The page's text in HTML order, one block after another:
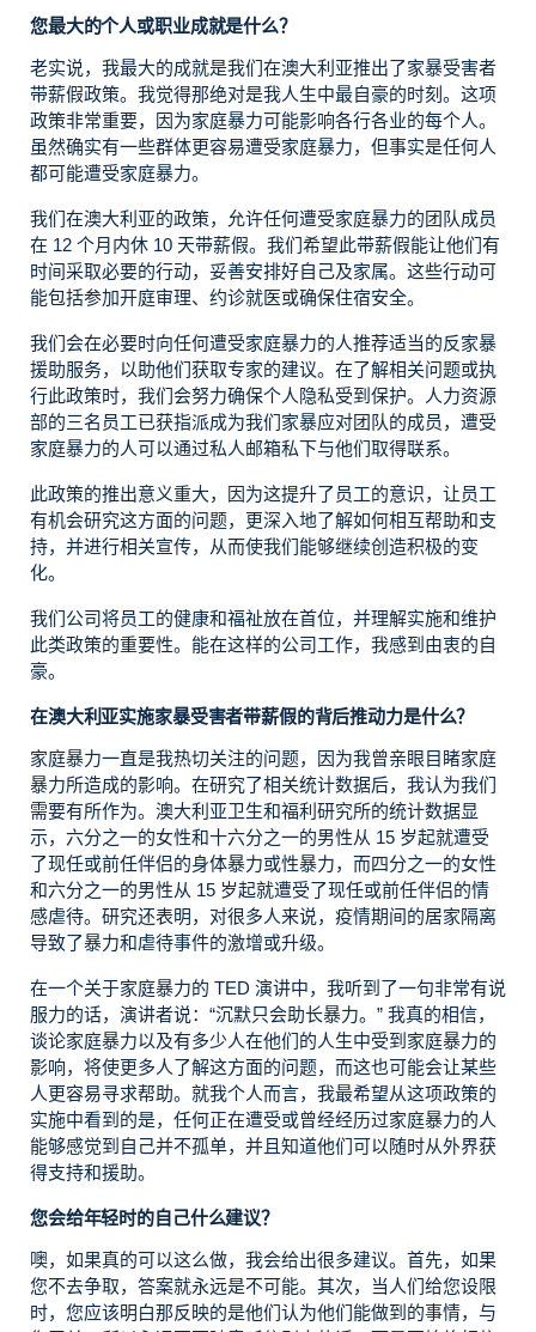
您最大的个人或职业成就是什么？
老实说，我最大的成就是我们在澳大利亚推出了家暴受害者
带薪假政策。我觉得那绝对是我人生中最自豪的时刻。这项
政策非常重要，因为家庭暴力可能影响各行各业的每个人。
虽然确实有一些群体更容易遭受家庭暴力，但事实是任何人
都可能遭受家庭暴力。
我们在澳大利亚的政策，允许任何遭受家庭暴力的团队成员
在 12 个月内休 10 天带薪假。我们希望此带薪假能让他们有
时间采取必要的行动，妥善安排好自己及家属。这些行动可
能包括参加开庭审理、约诊就医或确保住宿安全。
我们会在必要时向任何遭受家庭暴力的人推荐适当的反家暴
援助服务，以助他们获取专家的建议。在了解相关问题或执
行此政策时，我们会努力确保个人隐私受到保护。人力资源
部的三名员工已获指派成为我们家暴应对团队的成员，遭受
家庭暴力的人可以通过私人邮箱私下与他们取得联系。
此政策的推出意义重大，因为这提升了员工的意识，让员工
有机会研究这方面的问题，更深入地了解如何相互帮助和支
持，并进行相关宣传，从而使我们能够继续创造积极的变
化。
我们公司将员工的健康和福祉放在首位，并理解实施和维护
此类政策的重要性。能在这样的公司工作，我感到由衷的自
豪。
在澳大利亚实施家暴受害者带薪假的背后推动力是什么？
家庭暴力一直是我热切关注的问题，因为我曾亲眼目睹家庭
暴力所造成的影响。在研究了相关统计数据后，我认为我们
需要有所作为。澳大利亚卫生和福利研究所的统计数据显
示，六分之一的女性和十六分之一的男性从 15 岁起就遭受
了现任或前任伴侣的身体暴力或性暴力，而四分之一的女性
和六分之一的男性从 15 岁起就遭受了现任或前任伴侣的情
感虐待。研究还表明，对很多人来说，疫情期间的居家隔离
导致了暴力和虐待事件的激增或升级。
在一个关于家庭暴力的 TED 演讲中，我听到了一句非常有说
服力的话，演讲者说：“沉默只会助长暴力。” 我真的相信，
谈论家庭暴力以及有多少人在他们的人生中受到家庭暴力的
影响，将使更多人了解这方面的问题，而这也可能会让某些
人更容易寻求帮助。就我个人而言，我最希望从这项政策的
实施中看到的是，任何正在遭受或曾经经历过家庭暴力的人
能够感觉到自己并不孤单，并且知道他们可以随时从外界获
得支持和援助。
您会给年轻时的自己什么建议？
噢，如果真的可以这么做，我会给出很多建议。首先，如果
您不去争取，答案就永远是不可能。其次，当人们给您设限
时，您应该明白那反映的是他们认为他们能做到的事情，与